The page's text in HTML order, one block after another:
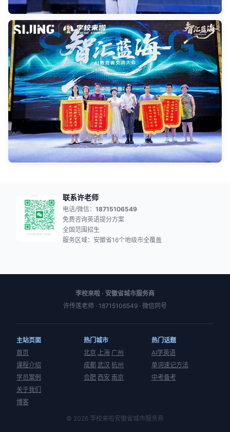
联系许老师
电话/微信： 18715106549
免费咨询英语提分方案
全国范围招生
服务区域：安徽省16个地级市全覆盖
李校来啦 · 安徽省城市服务商
许传莲老师 · 18715106549 · 微信同号
主站页面
首页
课程介绍
学员案例
关于我们
博客
热门城市
北京 上海 广州
成都 武汉 杭州
合肥 西安 南京
热门话题
AI学英语
单词速记方法
中考备考
© 2026 李校来啦安徽省城市服务商